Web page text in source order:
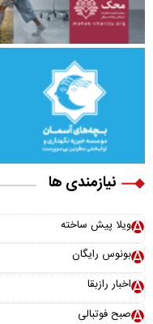
نیازمندی ها
ویلا پیش ساخته
بونوس رایگان
اخبار رازبقا
صبح فوتبالی